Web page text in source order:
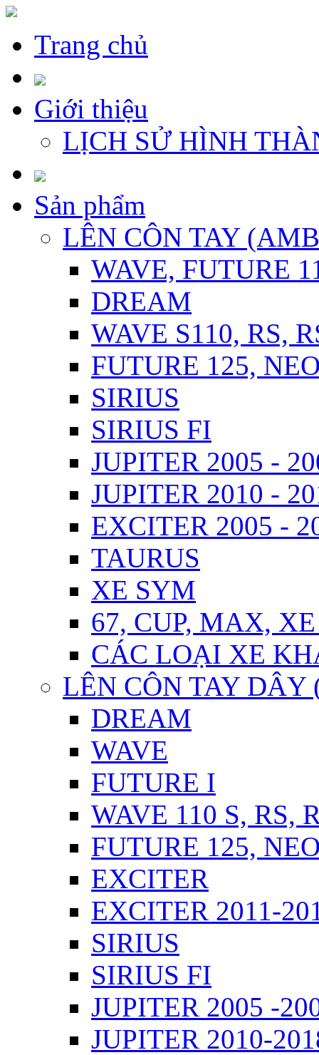
Trang chủ
Giới thiệu
LỊCH SỬ HÌNH
Sản phẩm
LÊN CÔN TAY
WAVE, FUTURE
DREAM
WAVE S110, RS,
FUTURE 125,
SIRIUS
SIRIUS FI
JUPITER 2005 -
JUPITER 2010 -
EXCITER 2005 -
TAURUS
XE SYM
67, CUP, MAX,
CÁC LOẠI XE
LÊN CÔN TAY
DREAM
WAVE
FUTURE I
WAVE 110 S, RS,
FUTURE 125,
EXCITER
EXCITER 2011-
SIRIUS
SIRIUS FI
JUPITER 2005 -
JUPITER 2010-